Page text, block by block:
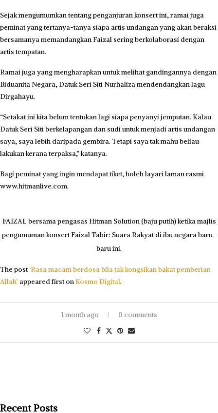
Sejak mengumumkan tentang penganjuran konsert ini, ramai juga
peminat yang tertanya-tanya siapa artis undangan yang akan beraksi
bersamanya memandangkan Faizal sering berkolaborasi dengan
artis tempatan.
Ramai juga yang mengharapkan untuk melihat gandingannya dengan
Biduanita Negara, Datuk Seri Siti Nurhaliza mendendangkan lagu
Dirgahayu.
“Setakat ini kita belum tentukan lagi siapa penyanyi jemputan. Kalau
Datuk Seri Siti berkelapangan dan sudi untuk menjadi artis undangan
saya, saya lebih daripada gembira. Tetapi saya tak mahu beliau
lakukan kerana terpaksa,” katanya.
Bagi peminat yang ingin mendapat tiket, boleh layari laman rasmi
www.hitmanlive.com.
FAIZAL bersama pengasas Hitman Solution (baju putih) ketika majlis
pengumuman konsert Faizal Tahir: Suara Rakyat di ibu negara baru-
baru ini.
The post‘Rasa macam berdosa bila tak kongsikan bakat pemberian
Allah’ appeared first on Kosmo Digital.
1 month ago 0 comments
Recent Posts